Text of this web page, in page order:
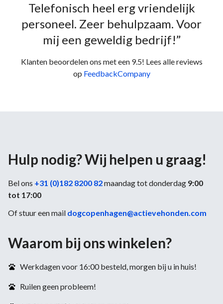
Telefonisch heel erg vriendelijk
personeel. Zeer behulpzaam. Voor
mij een geweldig bedrijf!”
Klanten beoordelen ons met een 9.5! Lees alle reviews
op FeedbackCompany
Hulp nodig? Wij helpen u graag!
Bel ons +31 (0)182 8200 82maandag tot donderdag 9:00
tot 17:00
Of stuur een mail dogcopenhagen@actievehonden.com
Waarom bij ons winkelen?
Werkdagen voor 16:00 besteld, morgen bij u in huis!
Ruilen geen probleem!